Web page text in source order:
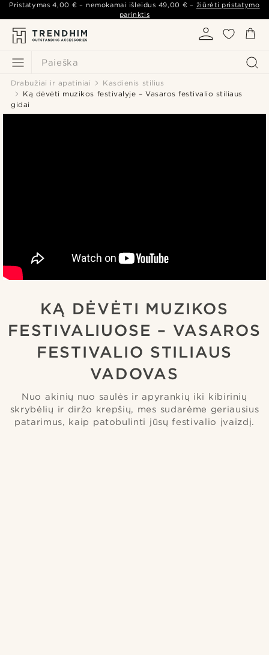
Paieška
Pristatymas4,00 € – nemokamai išleidus 49,00 € – žiūrėti pristatymo
parinktis
Drabužiai ir apatiniai
Kasdienis stilius
Ką dėvėti muzikos festivalyje – Vasaros festivalio stiliaus
gidai
KĄ DĖVĖTI MUZIKOS
FESTIVALIUOSE – VASAROS
FESTIVALIO STILIAUS
VADOVAS
Nuo akinių nuo saulės ir apyrankių iki kibirinių
skrybėlių ir diržo krepšių, mes sudarėme geriausius
patarimus, kaip patobulinti jūsų festivalio įvaizdį.